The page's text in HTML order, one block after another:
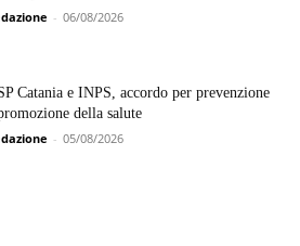
- 06/08/2026
Catania e INPS, accordo per prevenzione
della salute
- 05/08/2026